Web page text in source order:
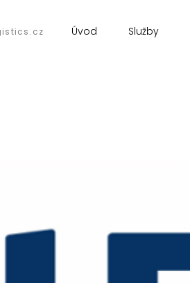
Úvod Služby